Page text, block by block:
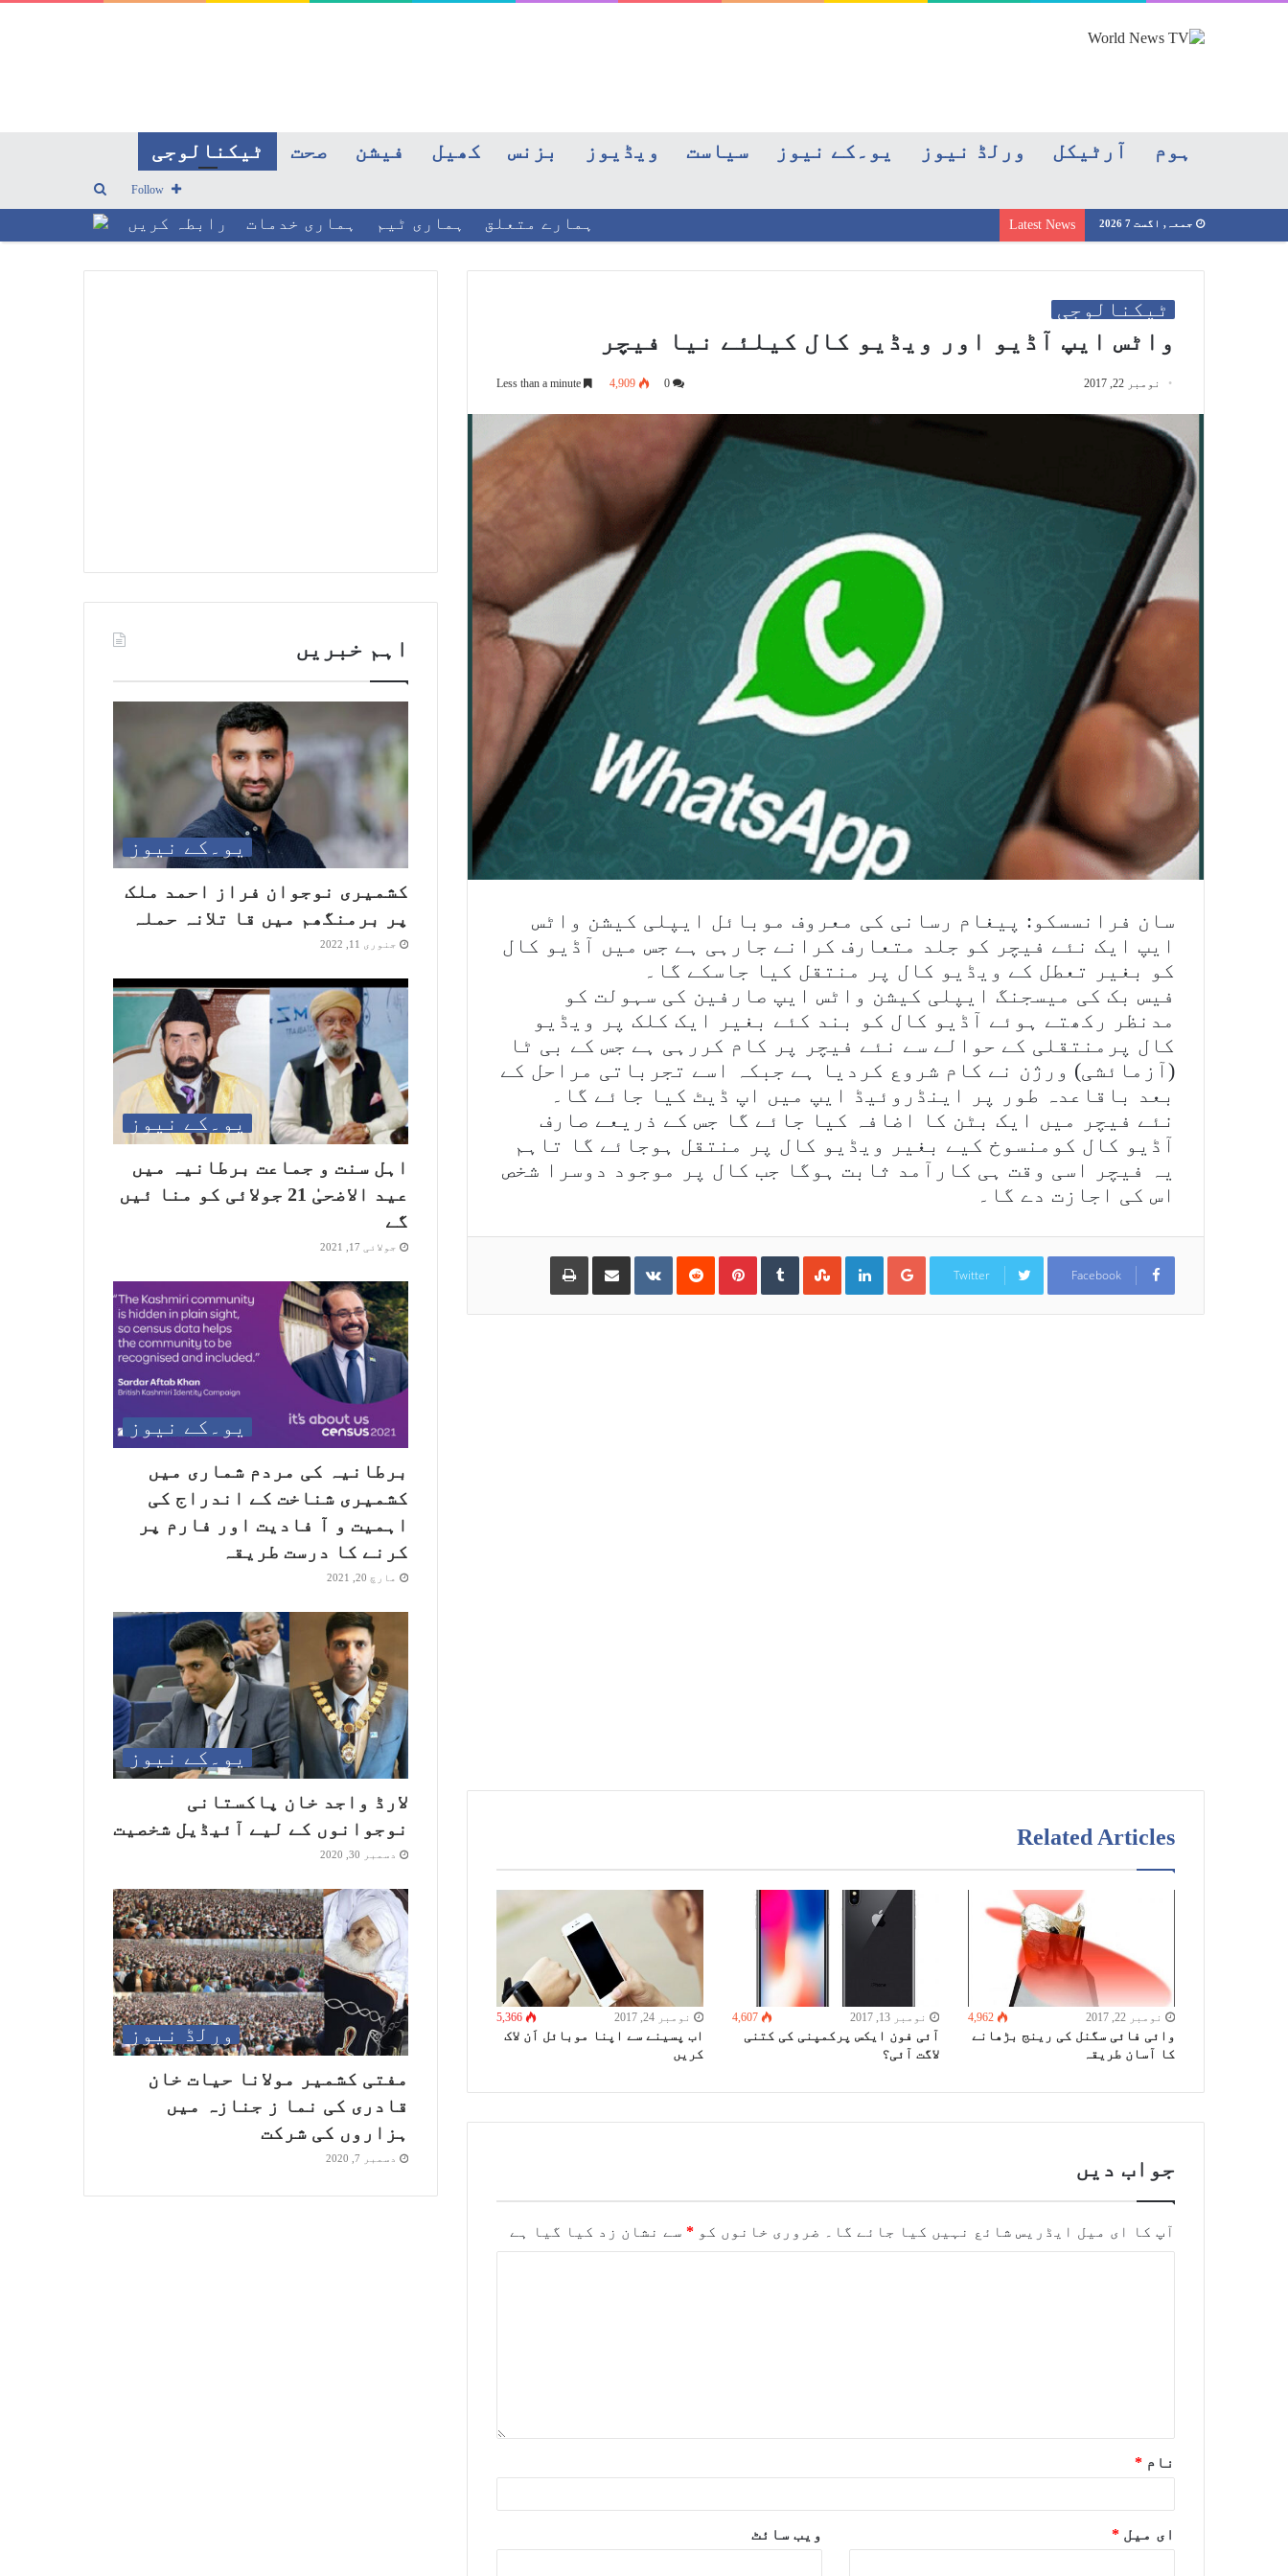
ہوم آرٹیکل ورلڈ نیوز یو۔کے نیوز سیاست ویڈیوز بزنس کھیل فیشن صحت ٹیکنالوجی
Search
for
Follow
جمعہ, اگست 7 2026 Latest News ہمارے متعلق ہماری ٹیم ہماری خدمات رابطہ کریں
ٹیکنالوجی
واٹس ایپ آڈیو اور ویڈیو کال کیلئے نیا فیچر
نومبر 22, 2017 4,909
سان فرانسسکو: پیغام رسانی کی معروف موبائل ایپلی کیشن واٹس
ایپ ایک نئے فیچر کو جلد متعارف کرانے جارہی ہے جس میں آڈیو کال
کو بغیر تعطل کے ویڈیو کال پر منتقل کیا جاسکے گا۔
فیس بک کی میسجنگ ایپلی کیشن واٹس ایپ صارفین کی سہولت کو
مدنظر رکھتے ہوئے آڈیو کال کو بند کئے بغیر ایک کلک پر ویڈیو
کال پرمنتقلی کے حوالے سے نئے فیچر پر کام کررہی ہے جس کے بی ٹا
(آزمائشی) ورژن نے کام شروع کردیا ہے جبکہ اسے تجرباتی مراحل کے
بعد باقاعدہ طور پر اینڈروئیڈ ایپ میں اپ ڈیٹ کیا جائے گا۔
نئے فیچر میں ایک بٹن کا اضافہ کیا جائے گا جس کے ذریعے صارف
آڈیو کال کومنسوخ کیے بغیر ویڈیو کال پر منتقل ہوجائے گا تاہم
یہ فیچر اسی وقت ہی کارآمد ثابت ہوگا جب کال پر موجود دوسرا شخص
اس کی اجازت دے گا۔
Facebook
Twitter
Google+
LinkedIn
StumbleUpon
Tumblr
Pinterest
Reddit
VKontakte
Share via Email
Print
Related Articles
نومبر 22, 2017 4,962
وائی فائی سگنل کی رینج بڑھانے
کا آسان طریقہ
نومبر 13, 2017 4,607
آئی فون ایکس پرکمپنی کی کتنی
لاگت آئی؟
نومبر 24, 2017 5,366
اب پسینے سے اپنا موبائل اَن لاک
کریں
جواب دیں
آپ کا ای میل ایڈریس شائع نہیں کیا جائے گا۔ ضروری خانوں کو * سے نشان زد کیا گیا ہے
نام *
ای میل * ویب‌ سائٹ
اہم خبریں
یو۔کے نیوز
کشمیری نوجوان فراز احمد ملک
پر برمنگھم میں قا تلانہ حملہ
جنوری 11, 2022
یو۔کے نیوز
اہل سنت و جماعت برطانیہ میں
عید الاضحیٰ 21 جولائی کو منا ئیں
گے
جولائی 17, 2021
یو۔کے نیوز
برطانیہ کی مردم شماری میں
کشمیری شناخت کے اندراج کی
اہمیت و آ فادیت اور فارم پر
کرنے کا درست طریقہ
مارچ 20, 2021
یو۔کے نیوز
لارڈ واجد خان پاکستانی
نوجوانوں کے لیے آئیڈیل شخصیت
دسمبر 30, 2020
ورلڈ نیوز
مفتی کشمیر مولانا حیات خان
قادری کی نما ز جنازہ میں
ہزاروں کی شرکت
دسمبر 7, 2020